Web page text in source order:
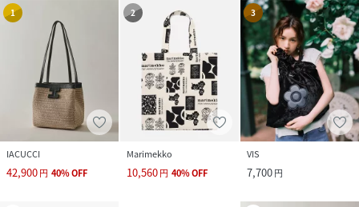
1
IACUCCI
42,900円 40%OFF
2
Marimekko
10,560円 40%OFF
3
VIS
7,700円